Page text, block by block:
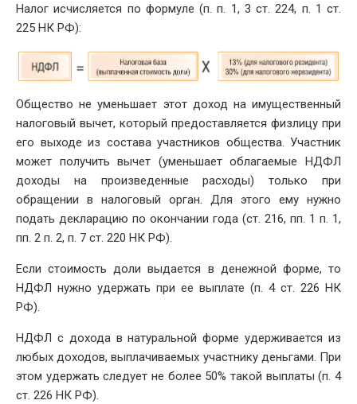
Налог исчисляется по формуле (п. п. 1, 3 ст. 224, п. 1 ст.
225 НК РФ):
Общество не уменьшает этот доход на имущественный
налоговый вычет, который предоставляется физлицу при
его выходе из состава участников общества. Участник
может получить вычет (уменьшает облагаемые НДФЛ
доходы на произведенные расходы) только при
обращении в налоговый орган. Для этого ему нужно
подать декларацию по окончании года (ст. 216, пп. 1 п. 1,
пп. 2 п. 2, п. 7 ст. 220 НК РФ).
Если стоимость доли выдается в денежной форме, то
НДФЛ нужно удержать при ее выплате (п. 4 ст. 226 НК
РФ).
НДФЛ с дохода в натуральной форме удерживается из
любых доходов, выплачиваемых участнику деньгами. При
этом удержать следует не более 50% такой выплаты (п. 4
ст. 226 НК РФ).